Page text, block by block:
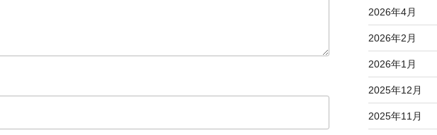
2026年4月
2026年2月
2026年1月
2025年12月
2025年11月